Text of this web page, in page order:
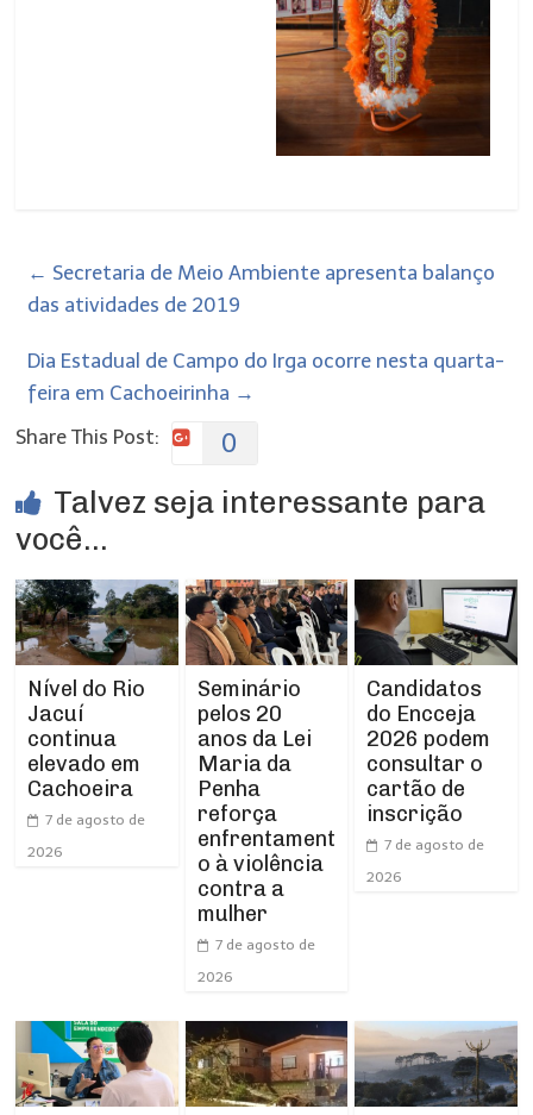
← Secretaria de Meio Ambiente apresenta balanço
das atividades de 2019
Dia Estadual de Campo do Irga ocorre nesta quarta-
feira em Cachoeirinha →
Share This Post:
0
Talvez seja interessante para
você...
Nível do Rio
Jacuí
continua
elevado em
Cachoeira
7 de agosto de
2026
Seminário
pelos 20
anos da Lei
Maria da
Penha
reforça
enfrentament
o à violência
contra a
mulher
7 de agosto de
2026
Candidatos
do Encceja
2026 podem
consultar o
cartão de
inscrição
7 de agosto de
2026